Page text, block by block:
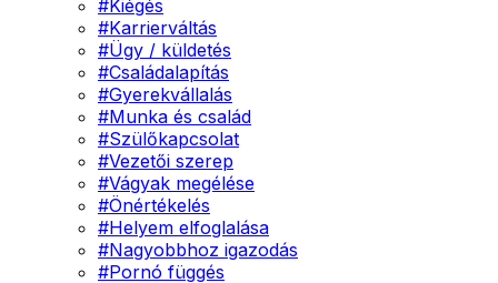
#Kiégés
#Karrierváltás
#Ügy / küldetés
#Családalapítás
#Gyerekvállalás
#Munka és család
#Szülőkapcsolat
#Vezetői szerep
#Vágyak megélése
#Önértékelés
#Helyem elfoglalása
#Nagyobbhoz igazodás
#Pornó függés